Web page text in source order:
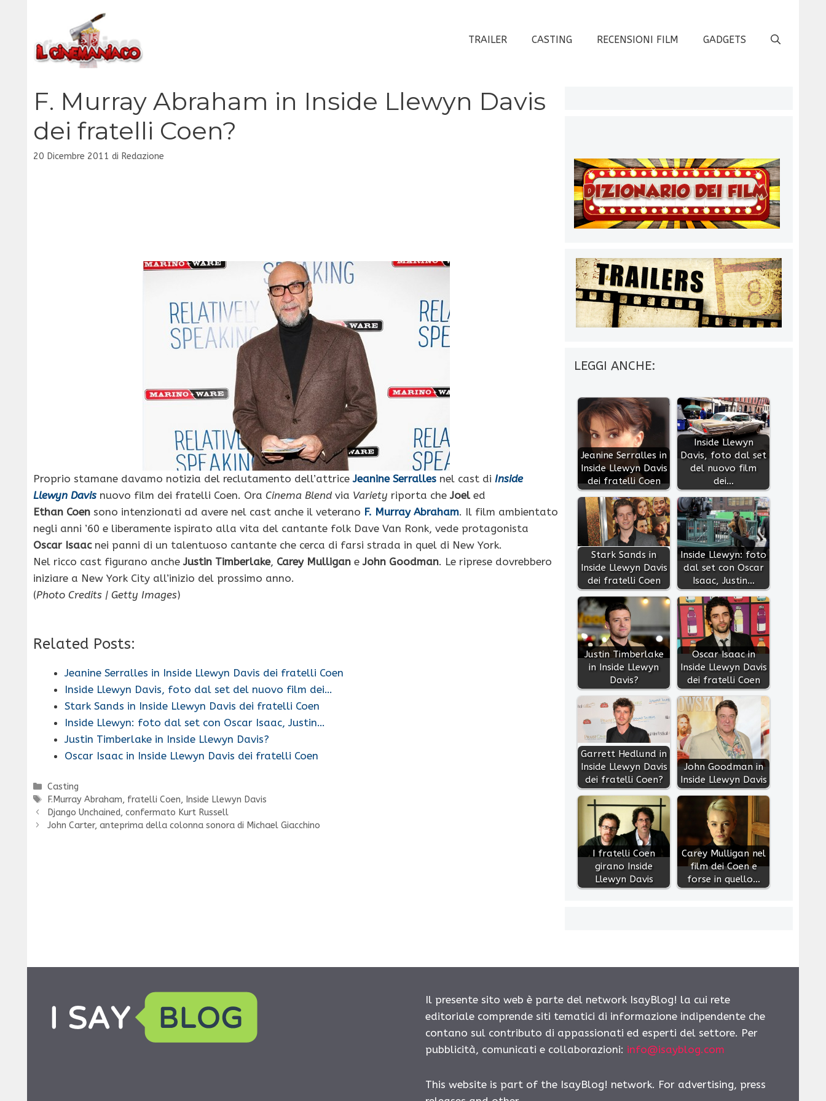
contenuto
TRAILER CASTING RECENSIONI FILM GADGETS
F. Murray Abraham in Inside Llewyn Davis
dei fratelli Coen?
20 Dicembre 2011 di Redazione
Proprio stamane davamo notizia del reclutamento dell’attriceJeanine Serralles nel cast di Inside
Llewyn Davis nuovo film dei fratelli Coen. Ora Cinema Blend via Variety riporta cheJoel ed
Ethan Coen sono intenzionati ad avere nel cast anche il veterano F. Murray Abraham. Il film ambientato
negli anni ’60 e liberamente ispirato alla vita del cantante folk Dave Van Ronk, vede protagonista
Oscar Isaacnei panni di un talentuoso cantante che cerca di farsi strada in quel di New York.
Nel ricco cast figurano ancheJustin Timberlake, Carey Mulligan e John Goodman. Le riprese dovrebbero
iniziare a New York City all’inizio del prossimo anno.
(Photo Credits | Getty Images)
Related Posts:
Jeanine Serralles in Inside Llewyn Davis dei fratelli Coen
Inside Llewyn Davis, foto dal set del nuovo film dei…
Stark Sands in Inside Llewyn Davis dei fratelli Coen
Inside Llewyn: foto dal set con Oscar Isaac, Justin…
Justin Timberlake in Inside Llewyn Davis?
Oscar Isaac in Inside Llewyn Davis dei fratelli Coen
Categorie
Casting
Tag
F.Murray Abraham, fratelli Coen, Inside Llewyn Davis
Django Unchained, confermato Kurt Russell
John Carter, anteprima della colonna sonora di Michael Giacchino
LEGGI ANCHE:
Jeanine Serralles in
Inside Llewyn Davis
dei fratelli Coen
Inside Llewyn
Davis, foto dal set
del nuovo film
dei…
Stark Sands in
Inside Llewyn Davis
dei fratelli Coen
Inside Llewyn: foto
dal set con Oscar
Isaac, Justin…
Justin Timberlake
in Inside Llewyn
Davis?
Oscar Isaac in
Inside Llewyn Davis
dei fratelli Coen
Garrett Hedlund in
Inside Llewyn Davis
dei fratelli Coen?
John Goodman in
Inside Llewyn Davis
I fratelli Coen
girano Inside
Llewyn Davis
Carey Mulligan nel
film dei Coen e
forse in quello…
Il presente sito web è parte del network IsayBlog! la cui rete
editoriale comprende siti tematici di informazione indipendente che
contano sul contributo di appassionati ed esperti del settore. Per
pubblicità, comunicati e collaborazioni: info@isayblog.com
This website is part of the IsayBlog! network. For advertising, press